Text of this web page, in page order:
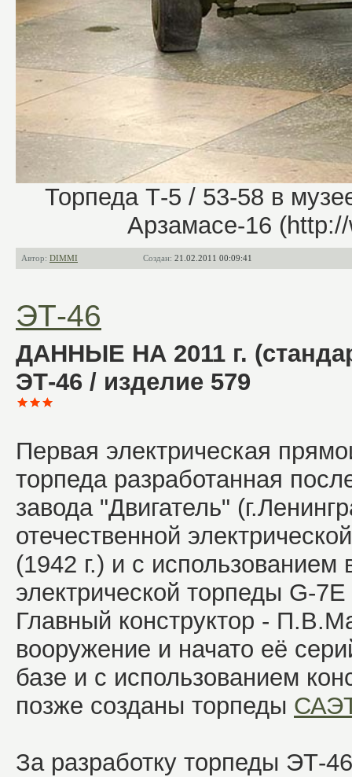
Торпеда Т-5 / 53-58 в
Арзамасе-16
Автор: DIMMI Создан: 21.02.2011 00:09:41
ЭТ-46
ДАННЫЕ НА 2011 г.
ЭТ-46 / изделие 579
Первая электрическая
торпеда разработанная
завода "Двигатель"
отечественной
(1942 г.) и с использованием
электрической торпеды G-7E
Главный конструктор -
вооружение и начато её
базе и с использованием
позже созданы торпеды
За разработку торпеды ЭТ-